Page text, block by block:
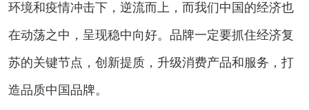
环境和疫情冲击下，逆流而上，而我们中国的经济也
在动荡之中，呈现稳中向好。品牌一定要抓住经济复
苏的关键节点，创新提质，升级消费产品和服务，打
造品质中国品牌。